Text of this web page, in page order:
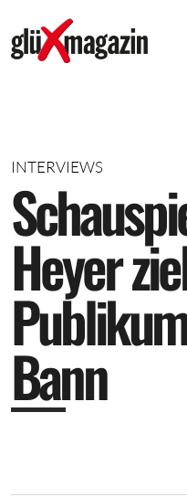
INTERVIEWS
Schauspi
Heyerzie
Publikum
Bann